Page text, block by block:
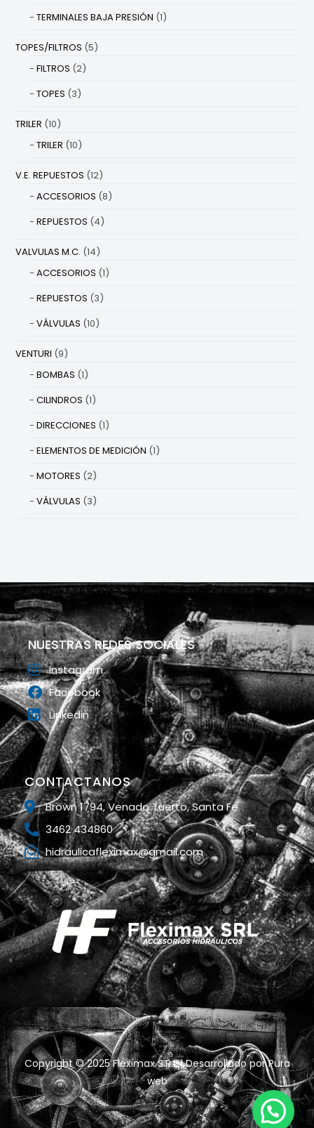
TERMINALES BAJA PRESIÓN (1)
TOPES/FILTROS (5)
FILTROS (2)
TOPES (3)
TRILER (10)
TRILER (10)
V.E. REPUESTOS (12)
ACCESORIOS (8)
REPUESTOS (4)
VALVULAS M.C. (14)
ACCESORIOS (1)
REPUESTOS (3)
VÁLVULAS (10)
VENTURI (9)
BOMBAS (1)
CILINDROS (1)
DIRECCIONES (1)
ELEMENTOS DE MEDICIÓN (1)
MOTORES (2)
VÁLVULAS (3)
CONTACTANOS
Brown 1794, Venado Tuerto, Santa Fe
3462 434860
hidraulicafleximax@gmail.com
NUESTRAS REDES SOCIALES
Instagram
Facebook
Linkedin
Copyright © 2025 Fleximax S.R.L | Desarrollado porPura
web